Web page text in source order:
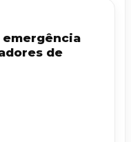
emergência
de